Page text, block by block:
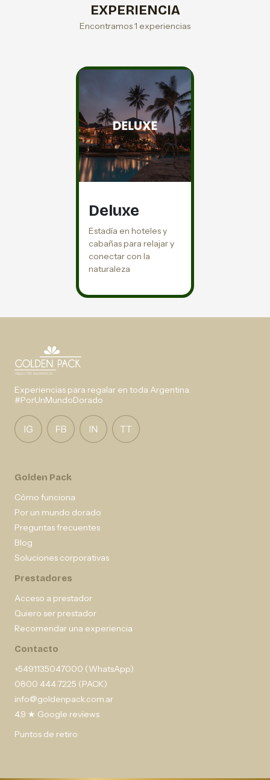
EXPERIENCIA
Encontramos 1 experiencias
Deluxe
Estadía en hoteles y
cabañas para relajar y
conectar con la
naturaleza
Experiencias para regalar en toda Argentina.
#PorUnMundoDorado
Golden Pack
Cómo funciona
Por un mundo dorado
Preguntas frecuentes
Blog
Soluciones corporativas
Prestadores
Acceso a prestador
Quiero ser prestador
Recomendar una experiencia
Contacto
+5491135047000 (WhatsApp)
0800 444 7225 (PACK)
info@goldenpack.com.ar
4,9 ★ Google reviews
Puntos de retiro